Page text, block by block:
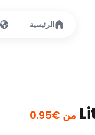
الرئيسية
من €0.95